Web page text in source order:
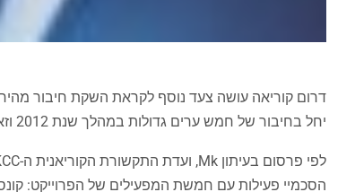
יחל בחיבור של חמש ערים גדולות במהלך שנת 2012 וזאת במחיר הנמוך מ-30 דולר לחודש.